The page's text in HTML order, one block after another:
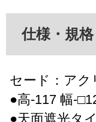
仕様・規格
セード：アク
●高-117 幅-
●天面遮光タ